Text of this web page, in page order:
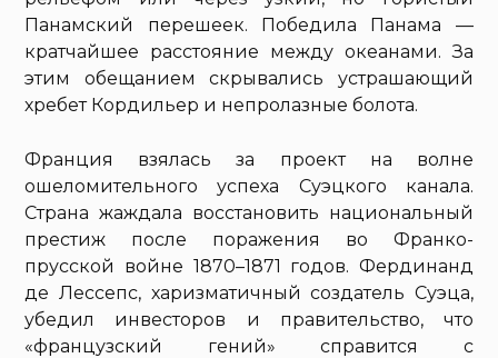
Панамский перешеек. Победила Панама —
кратчайшее расстояние между океанами. За
этим обещанием скрывались устрашающий
хребет Кордильер и непролазные болота.
Франция взялась за проект на волне
ошеломительного успеха Суэцкого канала.
Страна жаждала восстановить национальный
престиж после поражения во Франко-
прусской войне 1870–1871 годов. Фердинанд
де Лессепс, харизматичный создатель Суэца,
убедил инвесторов и правительство, что
«французский гений» справится с